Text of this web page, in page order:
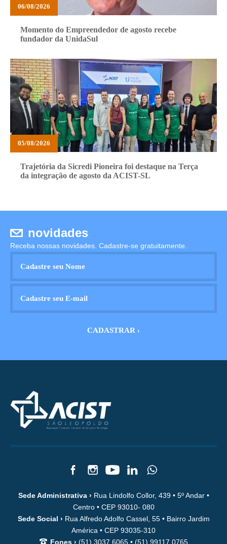
06/08/2026
Momento do Empreendedor de agosto recebe
fundador da UnidaSul
05/08/2026
Trajetória da Sicredi Pioneira foi destaque na Terça
da integração de agosto da ACIST-SL
novidades
Receba nossas novidades. Cadastre-se gratuitamente.
Sede Administrativa › Rua Lindolfo Collor, 439 • 5º Andar •
Centro • CEP 93010- 080
Sede Social › Rua Alfredo Adolfo Cassel, 55 • Bairro Jardim
América • CEP 93035-310
Fones › (51) 3037.6065 • (51) 99117.0765